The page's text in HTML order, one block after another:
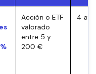
Acción o ETF
valorado
entre 5 y
200 €
4